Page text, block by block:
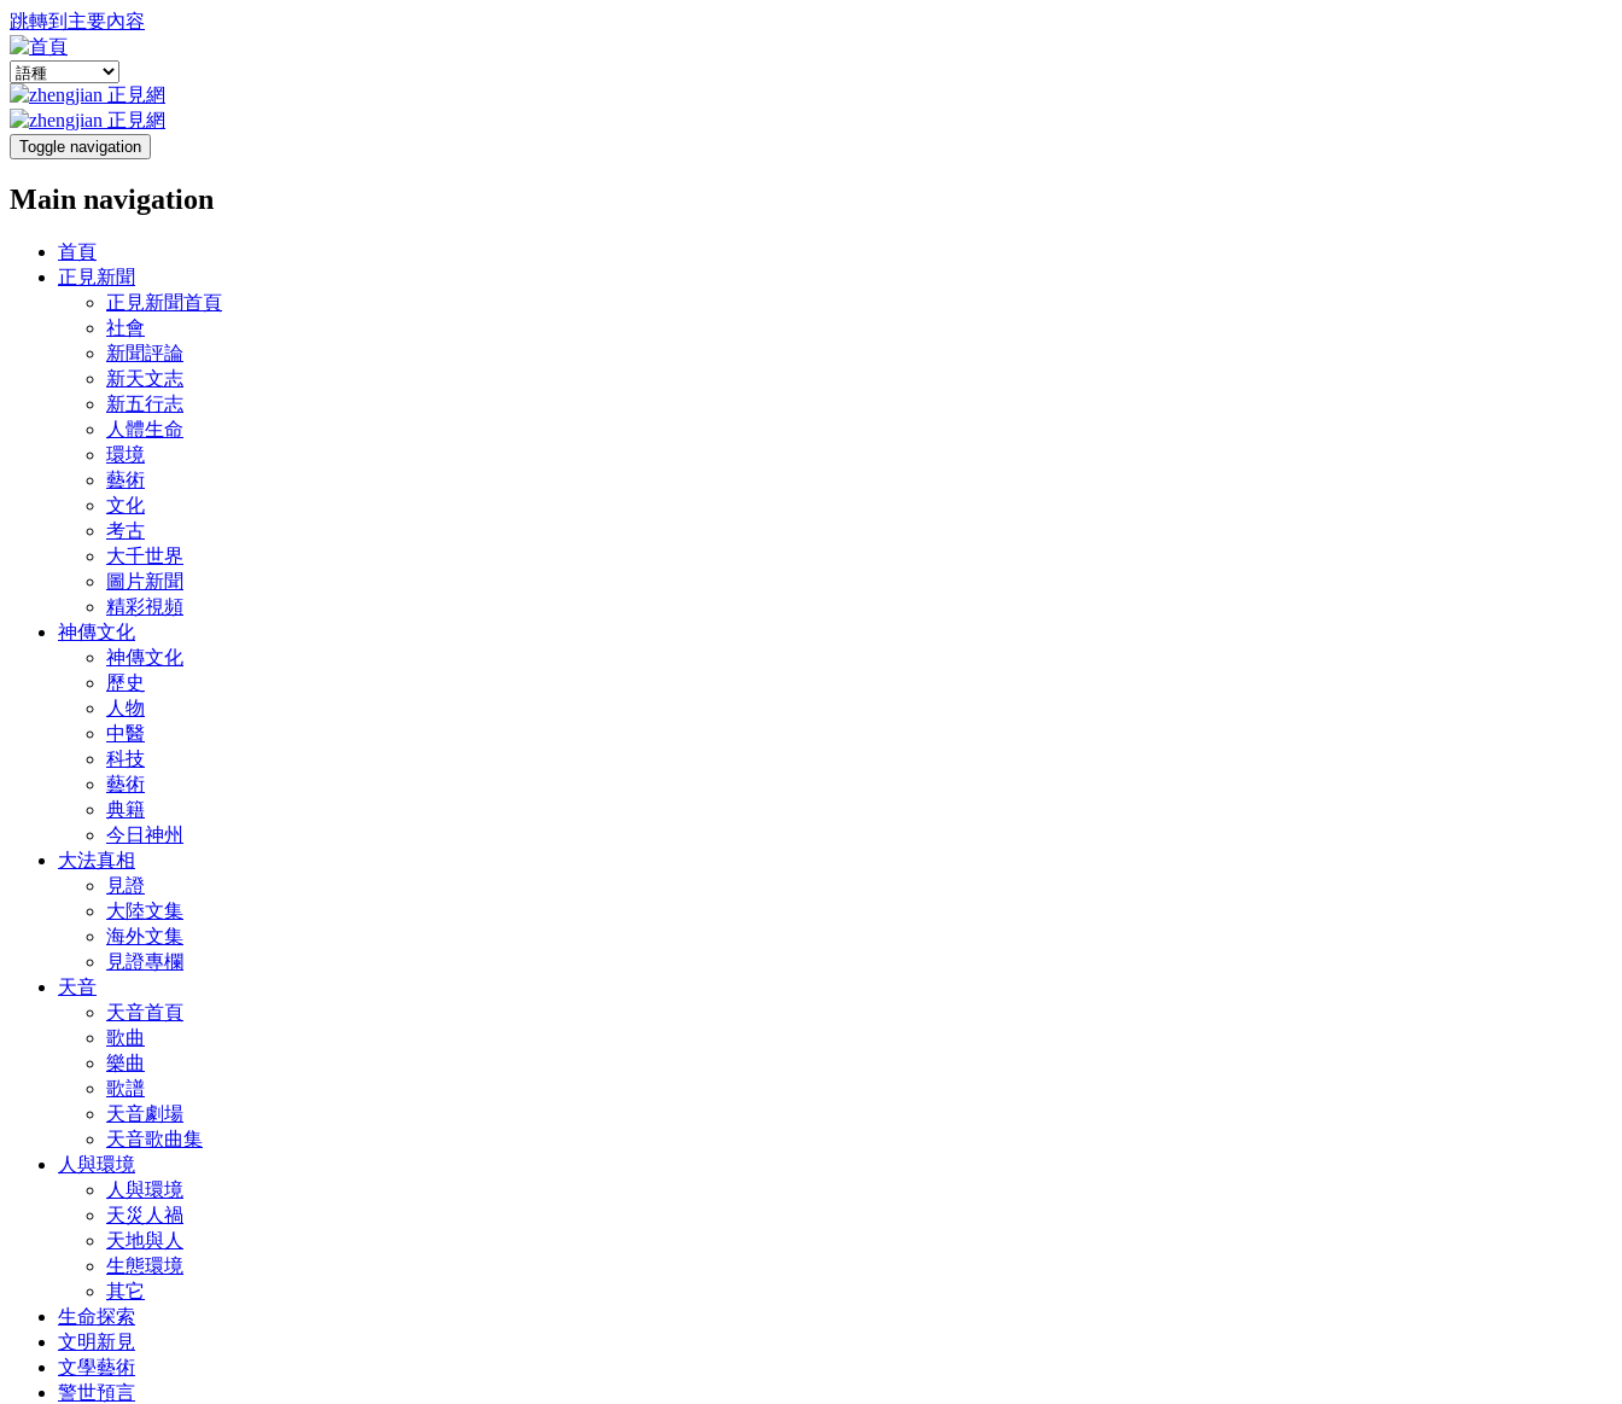
跳轉到主要內容
Toggle navigation
Main navigation
首頁
正見新聞
正見新聞首頁
社會
新聞評論
新天文志
新五行志
人體生命
環境
藝術
文化
考古
大千世界
圖片新聞
精彩視頻
神傳文化
神傳文化
歷史
人物
中醫
科技
藝術
典籍
今日神州
大法真相
見證
大陸文集
海外文集
見證專欄
天音
天音首頁
歌曲
樂曲
歌譜
天音劇場
天音歌曲集
人與環境
人與環境
天災人禍
天地與人
生態環境
其它
生命探索
文明新見
文學藝術
警世預言